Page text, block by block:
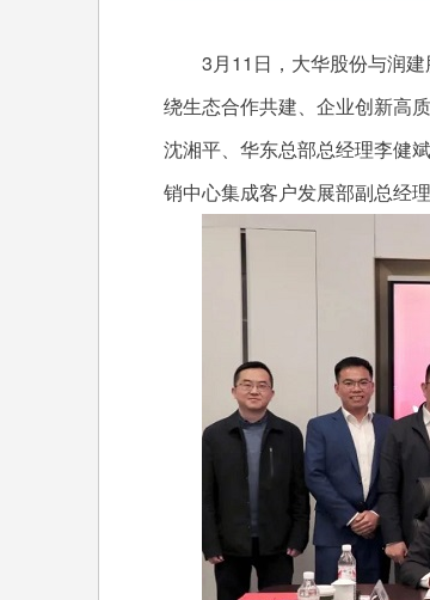
3月11日，大华股份与润建
绕生态合作共建、企业创新高
沈湘平、华东总部总经理李健
销中心集成客户发展部副总经